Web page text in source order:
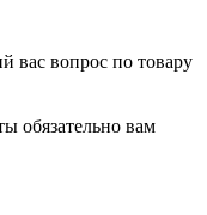
вас вопрос по товару
обязательно вам